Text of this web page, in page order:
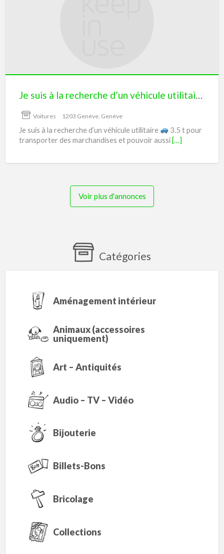
véhicule
tonnes
Je suis à la recherche d’un véhicule utilitaire 3.5 tonnes
Voitures 1203 Genève, Genève
Je suis à la recherche d’un véhicule utilitaire
3.5 t pour
transporter des marchandises et pouvoir aussi[…]
Voir plus d'annonces
Catégories
Aménagement intérieur
Animaux (accessoires
uniquement)
Art – Antiquités
Audio – TV – Vidéo
Bijouterie
Billets-Bons
Bricolage
Collections